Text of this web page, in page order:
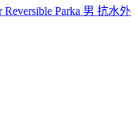
Reversible Parka 男 抗水外